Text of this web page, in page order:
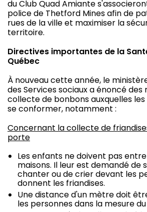
du Club Quad Amiante
police de Thetford Mines afin de
rues de la ville et maximiser la
territoire.
Directives importantes de la
Québec
À nouveau cette année, le
des Services sociaux a énoncé des
collecte de bonbons auxquelles
se conformer, notamment :
Concernant la collecte de
porte
Les enfants ne doivent pas
maisons. Il leur est demandé de
chanter ou de crier devant les
donnent les friandises.
Une distance d'un mètre doit
les personnes dans la mesure